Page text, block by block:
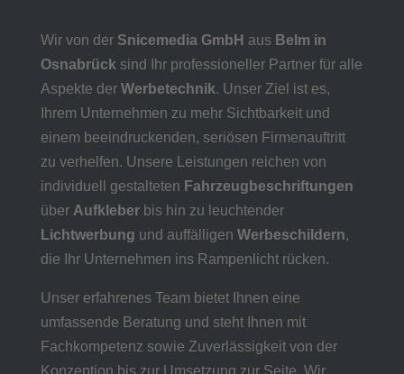
Wir von der Snicemedia GmbH aus Belm in
Osnabrück sind Ihr professioneller Partner für alle
Aspekte der Werbetechnik. Unser Ziel ist es,
Ihrem Unternehmen zu mehr Sichtbarkeit und
einem beeindruckenden, seriösen Firmenauftritt
zu verhelfen. Unsere Leistungen reichen von
individuell gestalteten Fahrzeugbeschriftungen
über Aufkleberbis hin zu leuchtender
Lichtwerbung und auffälligen Werbeschildern,
die Ihr Unternehmen ins Rampenlicht rücken.
Unser erfahrenes Team bietet Ihnen eine
umfassende Beratung und steht Ihnen mit
Fachkompetenz sowie Zuverlässigkeit von der
Konzeption bis zur Umsetzung zur Seite. Wir